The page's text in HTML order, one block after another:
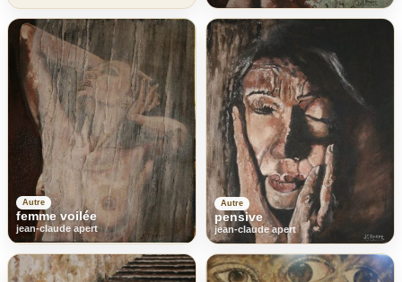
Autre
femme voilée
jean-claude apert
Autre
pensive
jean-claude apert